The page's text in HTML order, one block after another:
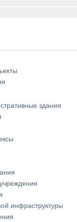
здания
инфраструктуры